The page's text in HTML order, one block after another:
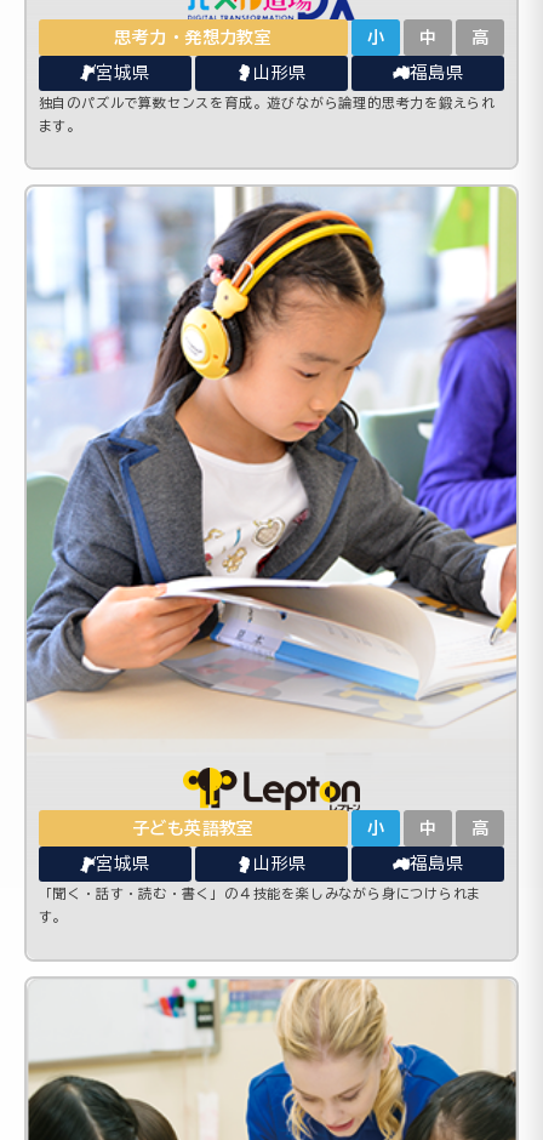
思考力・発想力教室 小 中 高
宮城県 山形県 福島県
独自のパズルで算数センスを育成。遊びながら論理的思考力を鍛えられ
ます。
子ども英語教室 小 中 高
宮城県 山形県 福島県
「聞く・話す・読む・書く」の４技能を楽しみながら身につけられま
す。